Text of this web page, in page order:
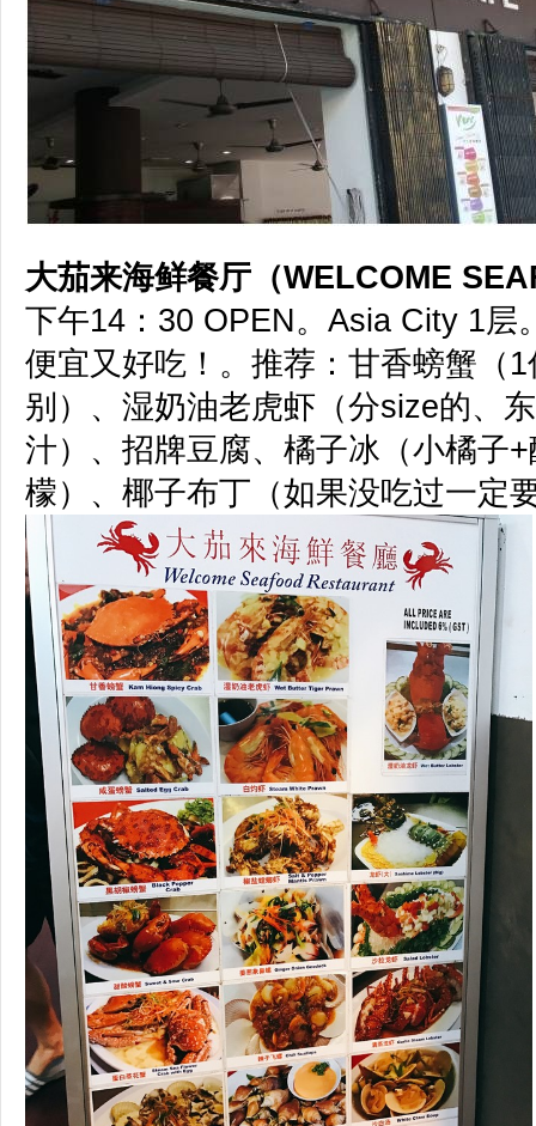
大茄来海鲜餐厅（WELCOME
下午14：30 OPEN。Asia City 1层
便宜又好吃！。推荐：甘香螃蟹（
别）、湿奶油老虎虾（分size的、
汁）、招牌豆腐、橘子冰（小橘子
檬）、椰子布丁（如果没吃过一定